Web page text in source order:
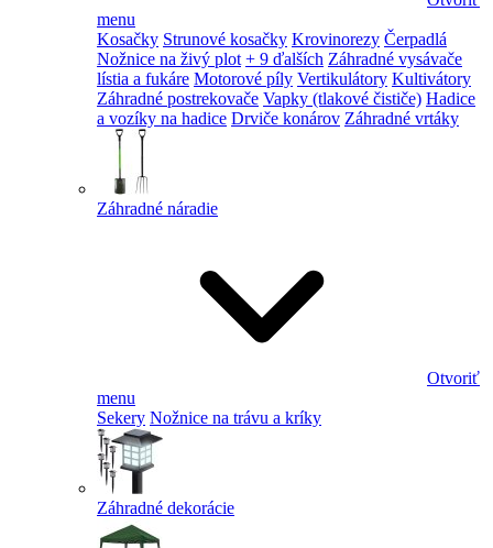
menu
Kosačky Strunové kosačky Krovinorezy Čerpadlá
Nožnice na živý plot + 9 ďalších Záhradné vysávače
lístia a fukáre Motorové píly Vertikulátory Kultivátory
Záhradné postrekovače Vapky (tlakové čističe) Hadice
a vozíky na hadice Drviče konárov Záhradné vrtáky
Záhradné náradie
Otvoriť
menu
Sekery Nožnice na trávu a kríky
Záhradné dekorácie